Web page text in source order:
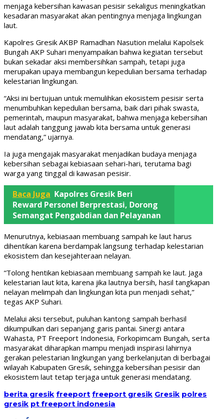
menjaga kebersihan kawasan pesisir sekaligus meningkatkan
kesadaran masyarakat akan pentingnya menjaga lingkungan
laut.
Kapolres Gresik AKBP Ramadhan Nasution melalui Kapolsek
Bungah AKP Suhari menyampaikan bahwa kegiatan tersebut
bukan sekadar aksi membersihkan sampah, tetapi juga
merupakan upaya membangun kepedulian bersama terhadap
kelestarian lingkungan.
“Aksi ini bertujuan untuk memulihkan ekosistem pesisir serta
menumbuhkan kepedulian bersama, baik dari pihak swasta,
pemerintah, maupun masyarakat, bahwa menjaga kebersihan
laut adalah tanggung jawab kita bersama untuk generasi
mendatang,” ujarnya.
Ia juga mengajak masyarakat menjadikan budaya menjaga
kebersihan sebagai kebiasaan sehari-hari, terutama bagi
warga yang tinggal di kawasan pesisir.
Baca Juga Kapolres Gresik Beri
Reward Personel Berprestasi, Dorong
Semangat Pengabdian dan Pelayanan
Menurutnya, kebiasaan membuang sampah ke laut harus
dihentikan karena berdampak langsung terhadap kelestarian
ekosistem dan kesejahteraan nelayan.
“Tolong hentikan kebiasaan membuang sampah ke laut. Jaga
kelestarian laut kita, karena jika lautnya bersih, hasil tangkapan
nelayan melimpah dan lingkungan kita pun menjadi sehat,”
tegas AKP Suhari.
Melalui aksi tersebut, puluhan kantong sampah berhasil
dikumpulkan dari sepanjang garis pantai. Sinergi antara
Wahasta, PT Freeport Indonesia, Forkopimcam Bungah, serta
masyarakat diharapkan mampu menjadi inspirasi lahirnya
gerakan pelestarian lingkungan yang berkelanjutan di berbagai
wilayah Kabupaten Gresik, sehingga kebersihan pesisir dan
ekosistem laut tetap terjaga untuk generasi mendatang.
berita gresik freeport freeport gresik Gresik polres
gresik pt freeport indonesia